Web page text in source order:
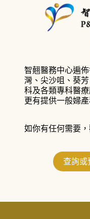
智翹醫務中心遍
灣、尖沙咀、葵
科及各類專科醫
更有提供一般婦
如你有任何需要
查詢